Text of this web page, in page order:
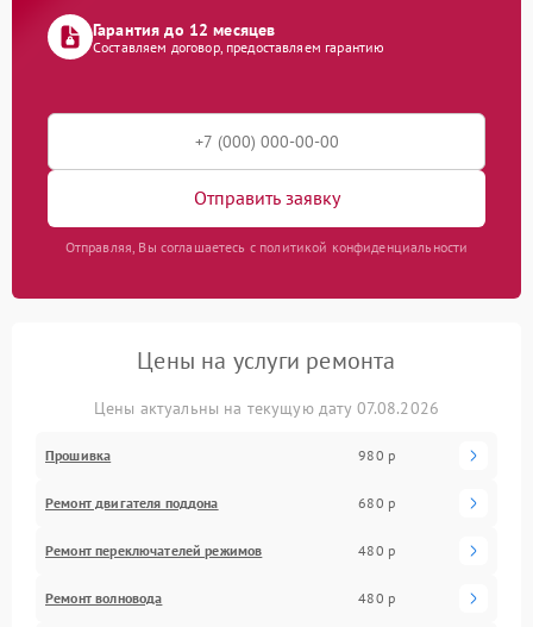
Гарантия до 12 месяцев
Составляем договор, предоставляем гарантию
Отправить заявку
Отправляя, Вы соглашаетесь с политикой конфиденциальности
Цены на услуги ремонта
Цены актуальны на текущую дату 07.08.2026
Прошивка 980 р
Ремонт двигателя поддона 680 р
Ремонт переключателей режимов 480 р
Ремонт волновода 480 р